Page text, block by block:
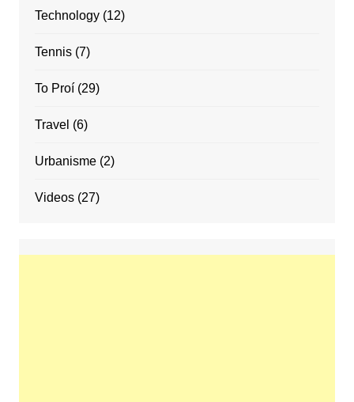
Technology(12)
Tennis(7)
To Proí(29)
Travel (6)
Urbanisme(2)
Videos(27)